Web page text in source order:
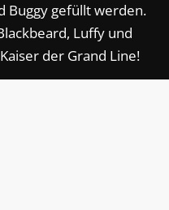
Buggy gefüllt werden.
Luffy und
der Grand Line!